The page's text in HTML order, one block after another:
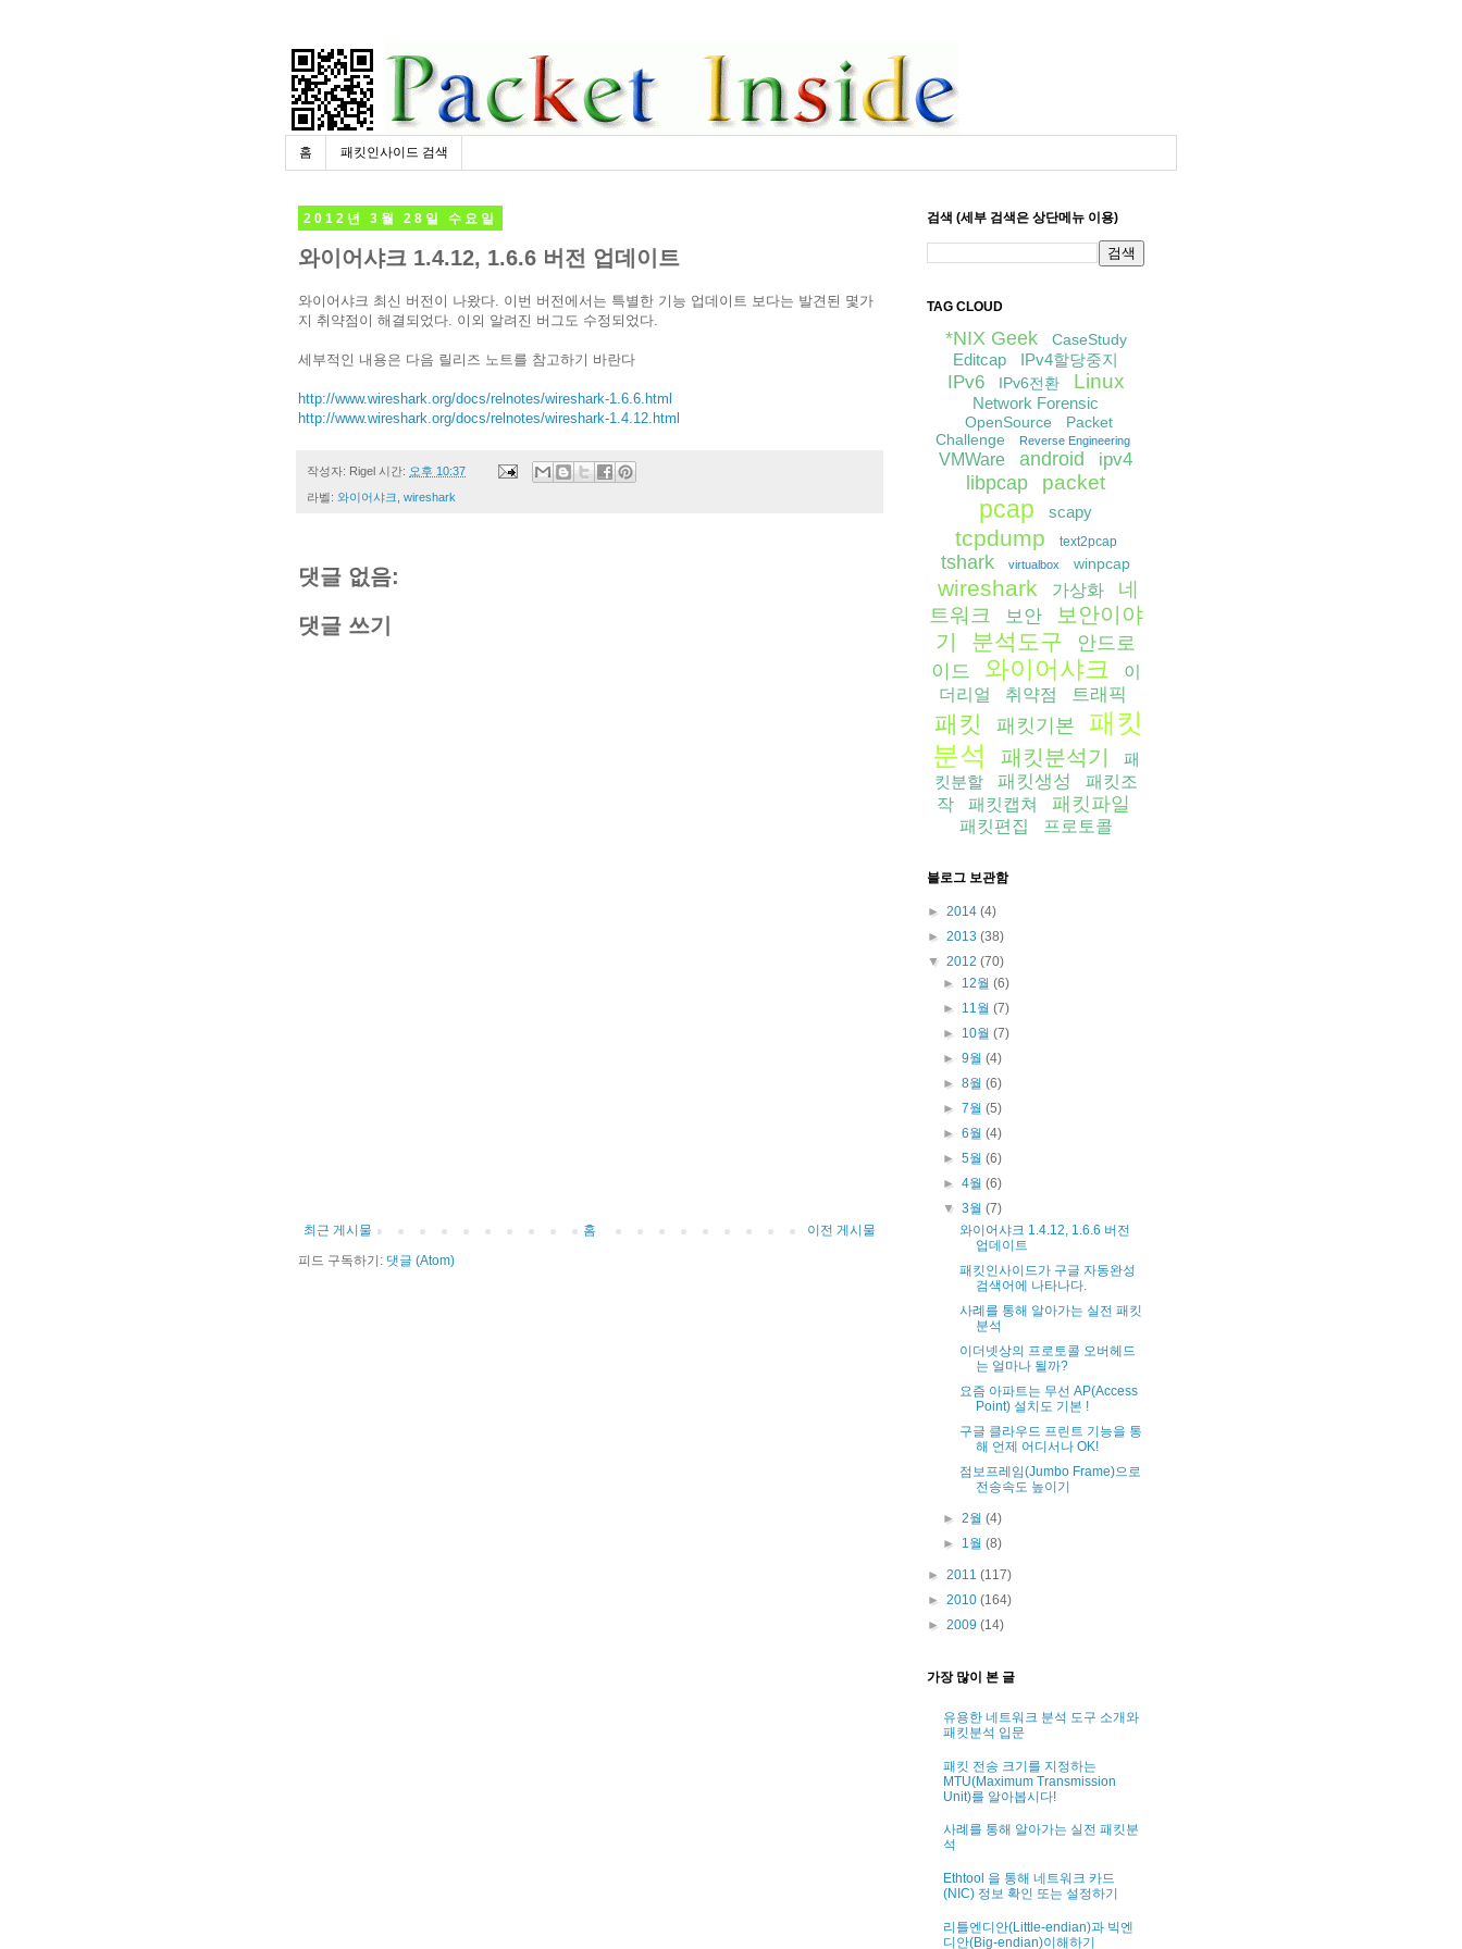
홈 패킷인사이드 검색
2012년 3월 28일 수요일
와이어샤크 1.4.12, 1.6.6 버전 업데이트
와이어샤크 최신 버전이 나왔다. 이번 버전에서는 특별한 기능 업데이트 보다는 발견된 몇가
지 취약점이 해결되었다. 이외 알려진 버그도 수정되었다.
세부적인 내용은 다음 릴리즈 노트를 참고하기 바란다
http://www.wireshark.org/docs/relnotes/wireshark-1.6.6.html
http://www.wireshark.org/docs/relnotes/wireshark-1.4.12.html
작성자: Rigel 시간: 오후 10:37
라벨: 와이어샤크 wireshark
댓글 없음:
댓글 쓰기
최근 게시물 이전 게시물
홈
피드 구독하기: 댓글 (Atom)
검색 (세부 검색은 상단메뉴 이용)
TAG CLOUD
*NIX Geek CaseStudy
Editcap IPv4할당중지
IPv6 IPv6전환 Linux
Network Forensic
OpenSource
Packet
Challenge
Reverse Engineering
VMWare android ipv4
libpcap packet
pcap scapy
tcpdump text2pcap
tshark virtualbox winpcap
wireshark 가상화
네
트워크
보안
보안이야
기
분석도구
안드로
이드
와이어샤크
이
더리얼
취약점 트래픽
패킷 패킷기본
패킷
분석
패킷분석기
패
킷분할
패킷생성
패킷조
작
패킷캡쳐 패킷파일
패킷편집 프로토콜
블로그 보관함
► 2014 (4)
► 2013 (38)
▼ 2012 (70)
► 12월(6)
► 11월(7)
► 10월(7)
►9월(4)
►8월(6)
►7월(5)
►6월(4)
►5월(6)
►4월(6)
▼3월(7)
와이어샤크 1.4.12, 1.6.6 버전
업데이트
패킷인사이드가 구글 자동완성
검색어에 나타나다.
사례를 통해 알아가는 실전 패킷
분석
이더넷상의 프로토콜 오버헤드
는 얼마나 될까?
요즘 아파트는 무선 AP(Access
Point) 설치도 기본 !
구글 클라우드 프린트 기능을 통
해 언제 어디서나 OK!
점보프레임(Jumbo Frame)으로
전송속도 높이기
►2월(4)
► 1월(8)
► 2011 (117)
► 2010 (164)
► 2009 (14)
가장 많이 본 글
유용한 네트워크 분석 도구 소개와
패킷분석 입문
패킷 전송 크기를 지정하는
MTU(Maximum Transmission
Unit)를 알아봅시다!
사례를 통해 알아가는 실전 패킷분
석
Ethtool 을 통해 네트워크 카드
(NIC) 정보 확인 또는 설정하기
리틀엔디안(Little-endian)과 빅엔
디안(Big-endian)이해하기